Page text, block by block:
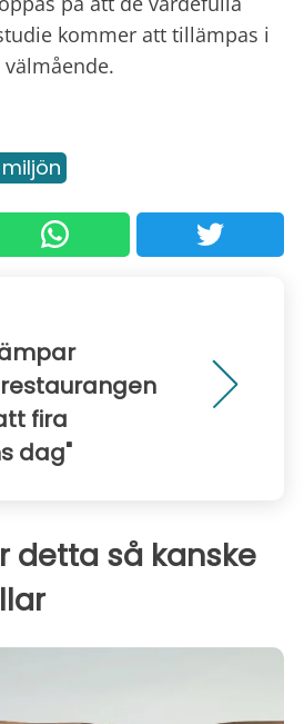
kommer att tillämpas i
fira
dag"
detta så kanske